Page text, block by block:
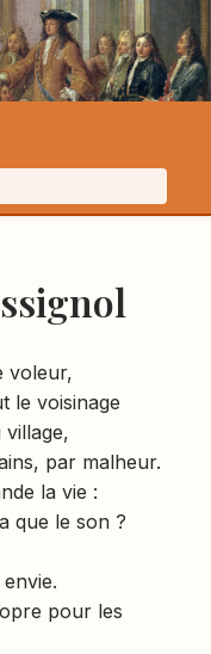
voleur,
le voisinage
par malheur.
la vie :
que le son ?
pour les